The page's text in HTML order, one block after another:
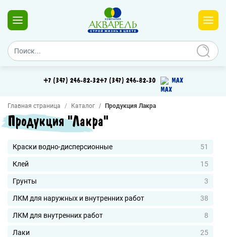
+7 (347) 246-82-32+7 (347) 246-82-30 MAX
Главная страница Каталог Продукция Лакра
Продукция "Лакра"
Краски водно-дисперсионные 51
Клей 15
Грунты 3
ЛКМ для наружных и внутренних работ 38
ЛКМ для внутренних работ 8
Лаки 25